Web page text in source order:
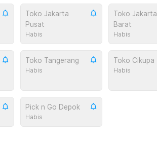
Toko Jakarta
Pusat
Habis
Toko Jakarta
Barat
Habis
Toko Tangerang
Habis
Toko Cikupa
Habis
Pick n Go Depok
Habis